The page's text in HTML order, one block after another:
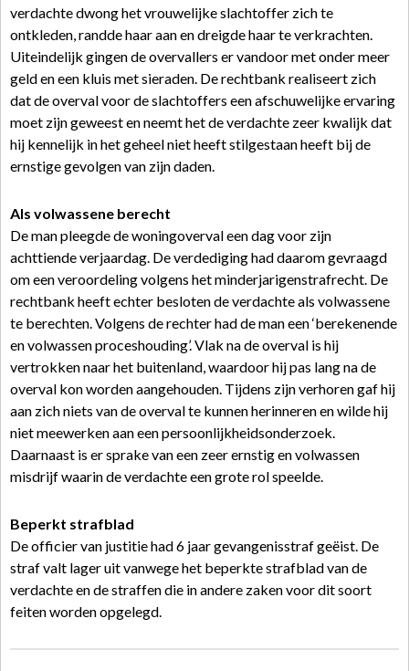
verdachte dwong het vrouwelijke slachtoffer zich te
ontkleden, randde haar aan en dreigde haar te verkrachten.
Uiteindelijk gingen de overvallers er vandoor met onder meer
geld en een kluis met sieraden. De rechtbank realiseert zich
dat de overval voor de slachtoffers een afschuwelijke ervaring
moet zijn geweest en neemt het de verdachte zeer kwalijk dat
hij kennelijk in het geheel niet heeft stilgestaan heeft bij de
ernstige gevolgen van zijn daden.
Als volwassene berecht
De man pleegde de woningoverval een dag voor zijn
achttiende verjaardag. De verdediging had daarom gevraagd
om een veroordeling volgens het minderjarigenstrafrecht. De
rechtbank heeft echter besloten de verdachte als volwassene
te berechten. Volgens de rechter had de man een ‘berekenende
en volwassen proceshouding’. Vlak na de overval is hij
vertrokken naar het buitenland, waardoor hij pas lang na de
overval kon worden aangehouden. Tijdens zijn verhoren gaf hij
aan zich niets van de overval te kunnen herinneren en wilde hij
niet meewerken aan een persoonlijkheidsonderzoek.
Daarnaast is er sprake van een zeer ernstig en volwassen
misdrijf waarin de verdachte een grote rol speelde.
Beperkt strafblad
De officier van justitie had 6 jaar gevangenisstraf geëist. De
straf valt lager uit vanwege het beperkte strafblad van de
verdachte en de straffen die in andere zaken voor dit soort
feiten worden opgelegd.